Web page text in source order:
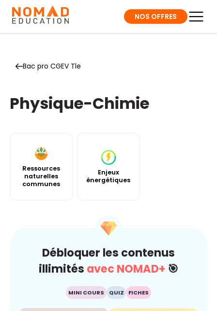
NOS OFFRES
Bac pro CGEV Tle
Physique-Chimie
Ressources
naturelles
communes
Enjeux
énergétiques
Débloquer les contenus
illimités avec NOMAD+ 🎯
MINI COURS QUIZ FICHES